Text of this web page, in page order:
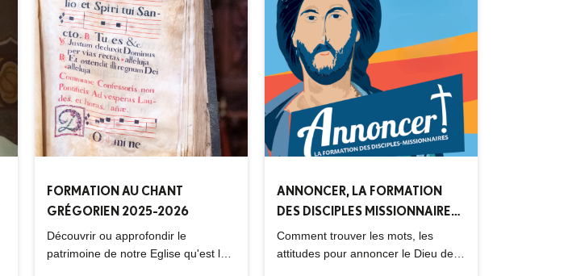
FORMATION AU CHANT
GRÉGORIEN 2025-2026
Découvrir ou approfondir le
patrimoine de notre Eglise qu'est le
ANNONCER, LA FORMATION
DES DISCIPLES MISSIONNAIRES
2025-2027
Comment trouver les mots, les
attitudes pour annoncer le Dieu de